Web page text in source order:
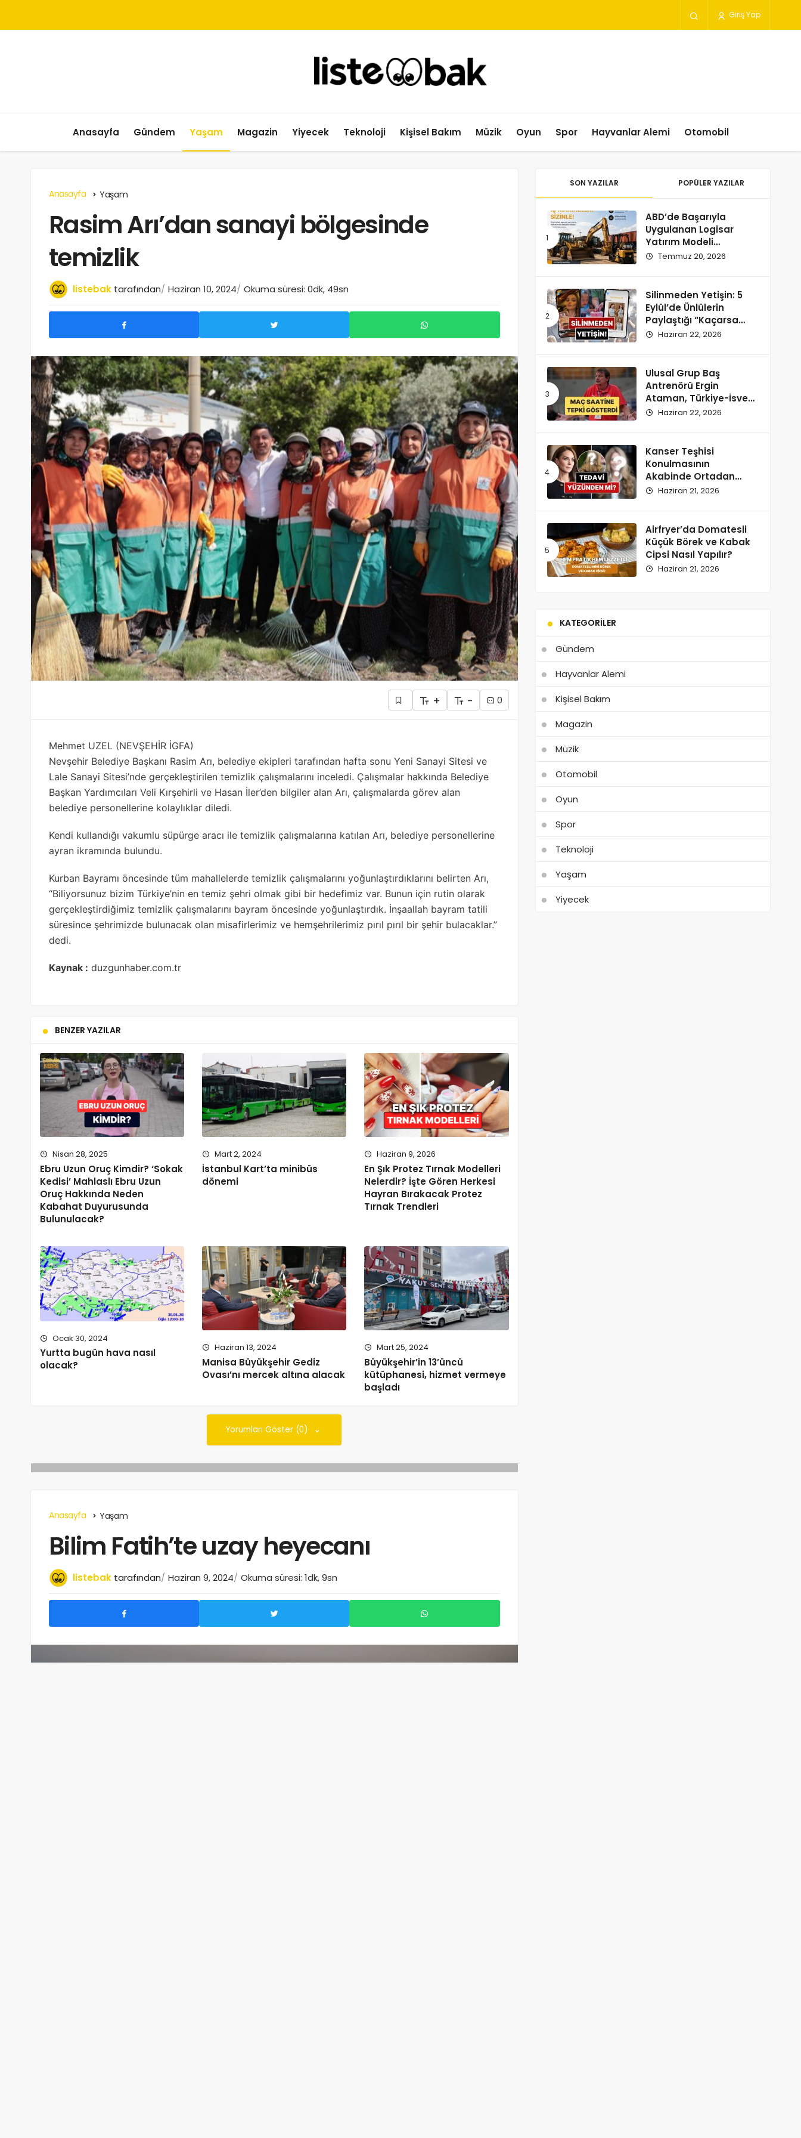
Giriş Yap
Anasayfa Gündem Yaşam Magazin Yiyecek Teknoloji Kişisel Bakım Müzik Oyun Spor Hayvanlar Alemi Otomobil
Anasayfa Yaşam
Rasim Arı’dan sanayi bölgesinde
temizlik
listebak tarafından Haziran 10, 2024 Okuma süresi: 0dk, 49sn
+ - 0
Mehmet UZEL (NEVŞEHİR İGFA)
Nevşehir Belediye Başkanı Rasim Arı, belediye ekipleri tarafından hafta sonu Yeni Sanayi Sitesi ve
Lale Sanayi Sitesi’nde gerçekleştirilen temizlik çalışmalarını inceledi. Çalışmalar hakkında Belediye
Başkan Yardımcıları Veli Kırşehirli ve Hasan İler’den bilgiler alan Arı, çalışmalarda görev alan
belediye personellerine kolaylıklar diledi.
Kendi kullandığı vakumlu süpürge aracı ile temizlik çalışmalarına katılan Arı, belediye personellerine
ayran ikramında bulundu.
Kurban Bayramı öncesinde tüm mahallelerde temizlik çalışmalarını yoğunlaştırdıklarını belirten Arı,
“Biliyorsunuz bizim Türkiye’nin en temiz şehri olmak gibi bir hedefimiz var. Bunun için rutin olarak
gerçekleştirdiğimiz temizlik çalışmalarını bayram öncesinde yoğunlaştırdık. İnşaallah bayram tatili
süresince şehrimizde bulunacak olan misafirlerimiz ve hemşehrilerimiz pırıl pırıl bir şehir bulacaklar.”
dedi.
Kaynak : duzgunhaber.com.tr
BENZER YAZILAR
Nisan 28, 2025
Ebru Uzun Oruç Kimdir? ‘Sokak
Kedisi’ Mahlaslı Ebru Uzun
Oruç Hakkında Neden
Kabahat Duyurusunda
Bulunulacak?
Mart 2, 2024
İstanbul Kart’ta minibüs
dönemi
Haziran 9, 2026
En Şık Protez Tırnak Modelleri
Nelerdir? İşte Gören Herkesi
Hayran Bırakacak Protez
Tırnak Trendleri
Ocak 30, 2024
Yurtta bugün hava nasıl
olacak?
Haziran 13, 2024
Manisa Büyükşehir Gediz
Ovası’nı mercek altına alacak
Mart 25, 2024
Büyükşehir’in 13’üncü
kütüphanesi, hizmet vermeye
başladı
Yorumları Göster (0)
Anasayfa Yaşam
Bilim Fatih’te uzay heyecanı
listebak tarafından Haziran 9, 2024 Okuma süresi: 1dk, 9sn
SON YAZILAR POPÜLER YAZILAR
ABD’de Başarıyla
Uygulanan Logisar
Yatırım Modeli
Türkiye’ye Geliyor
Temmuz 20, 2026
Silinmeden Yetişin: 5
Eylül’de Ünlülerin
Paylaştığı “Kaçarsa
Yazık Olur” Temalı
Haziran 22, 2026
Ulusal Grup Baş
Antrenörü Ergin
Ataman, Türkiye-İsveç
Maçı Saatine
Haziran 22, 2026
Kanser Teşhisi
Konulmasının
Akabinde Ortadan
Kaybolan Kate
Doğurdu
Haziran 21, 2026
Airfryer’da Domatesli
Küçük Börek ve Kabak
Cipsi Nasıl Yapılır?
Haziran 21, 2026
KATEGORILER
Gündem
Hayvanlar Alemi
Kişisel Bakım
Magazin
Müzik
Otomobil
Oyun
Spor
Teknoloji
Yaşam
Yiyecek